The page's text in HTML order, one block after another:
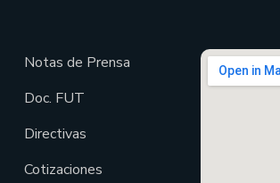
Notas de Prensa
Doc. FUT
Directivas
Cotizaciones